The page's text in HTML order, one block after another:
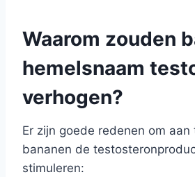
Waarom zouden
hemelsnaam
verhogen?
Er zijn goede redenen om
bananen de
stimuleren: